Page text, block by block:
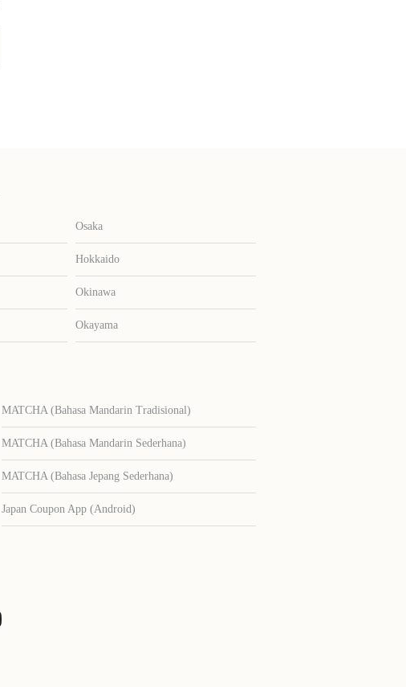
Osaka
Hokkaido
Okinawa
Okayama
MATCHA (Bahasa Mandarin Tradisional)
MATCHA (Bahasa Mandarin Sederhana)
MATCHA (Bahasa Jepang Sederhana)
Japan Coupon App (Android)